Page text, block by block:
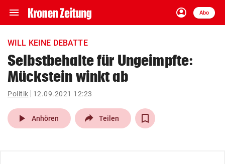
menu Navigation
ein-/ausklappen
account_circle
Anmelden
Abo
close Schließen
account_circle Anmelden
pin_drop
Wien arrow_right
WILL KEINE DEBATTE
Selbstbehalte für Ungeimpfte:
Mückstein winkt ab
Politik 12.09.2021 12:23
play_arrow Anhören Teilen